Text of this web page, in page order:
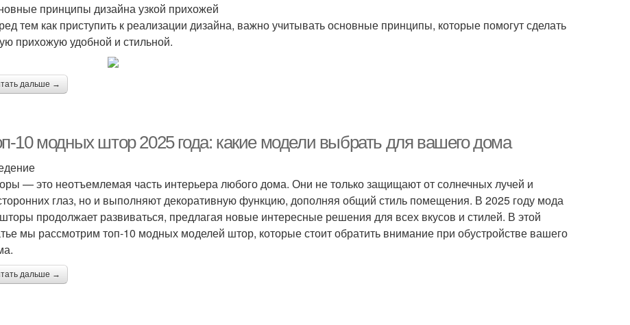
принципы дизайна узкой прихожей
тем как приступить к реализации дизайна, важно учитывать основные принципы, которые помогут сделать
прихожую удобной и стильной.
дальше →
10 модных штор 2025 года: какие модели выбрать для вашего дома
— это неотъемлемая часть интерьера любого дома. Они не только защищают от солнечных лучей и
глаз, но и выполняют декоративную функцию, дополняя общий стиль помещения. В 2025 году мода
продолжает развиваться, предлагая новые интересные решения для всех вкусов и стилей. В этой
мы рассмотрим топ-10 модных моделей штор, которые стоит обратить внимание при обустройстве вашего
дальше →